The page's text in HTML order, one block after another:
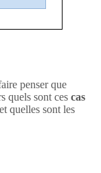
penser que
quels sont ces cas
et quelles sont les